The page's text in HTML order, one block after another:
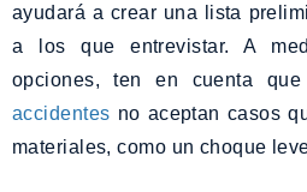
ayudará a crear una lista
a los que entrevistar. A
opciones, ten en cuenta
accidentes no aceptan casos
materiales, como un choque